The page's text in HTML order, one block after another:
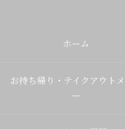
ホーム
お持ち帰り・テイクアウト
ー